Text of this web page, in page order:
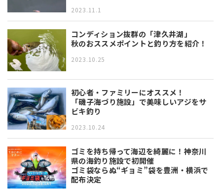
2023.11.1
コンディション抜群の「津久井湖」
秋のおススメポイントと釣り方を紹介！
2023.10.25
初心者・ファミリーにオススメ！
「磯子海づり施設」で美味しいアジをサ
ビキ釣り
2023.10.24
ゴミを持ち帰って海辺を綺麗に！神奈川
県の海釣り施設で初開催
ゴミ袋ならぬ“ギョミ”袋を豊洲・横浜で
配布決定